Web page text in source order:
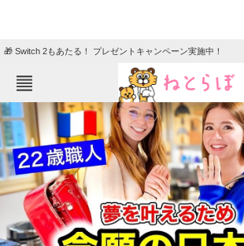
🎁 Switch 2もあたる！ プレゼントキャンペーン実施中！
ねとらぼメニュー
TOP ニュース
エンタメ クイズ
グルメ 地域
住まい 教育・育児